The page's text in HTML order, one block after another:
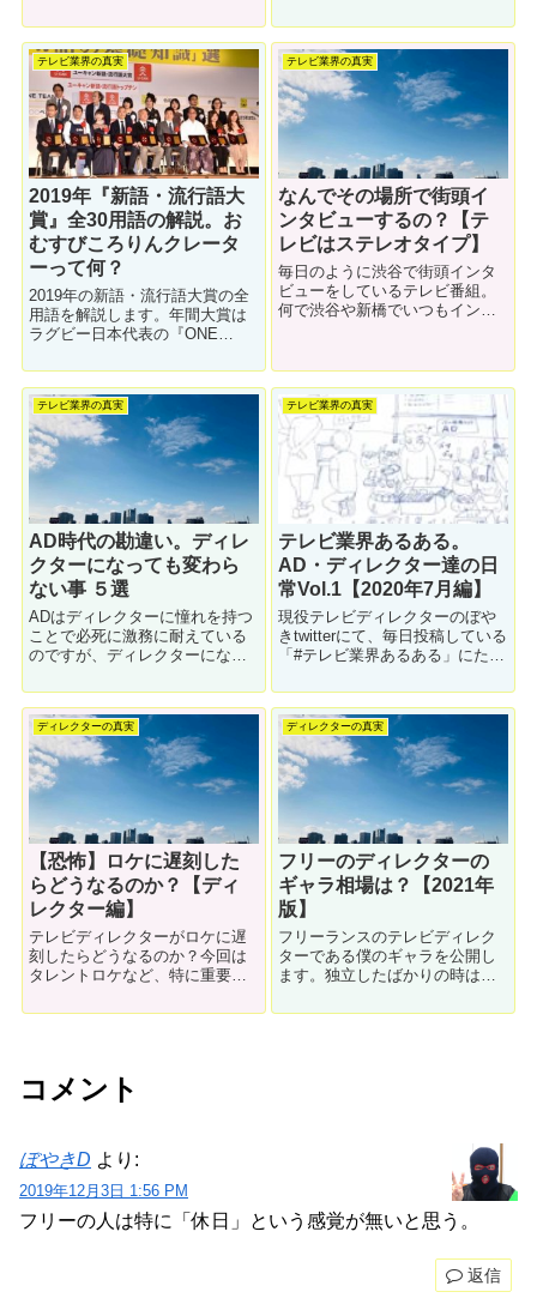
いにあるようですが、その内情
について解説します。NHKと民
放では全然違うのです。
テレビ業界の真実
2019年『新語・流行語大
賞』全30用語の解説。お
むすびころりんクレータ
ーって何？
2019年の新語・流行語大賞の全
用語を解説します。年間大賞は
ラグビー日本代表の『ONE
和」「軽減税率」など色々あり
ますが「おむすびころりんクレ
ーター」「肉肉しい」など流行
してない言葉もノミネートされ
ています。
テレビ業界の真実
なんでその場所で街頭イ
ンタビューするの？【テ
レビはステレオタイプ】
毎日のように渋谷で街頭インタ
ビューをしているテレビ番組。
何で渋谷や新橋でいつもインタ
「街頭インタビューの場所を選
定する時のポイント」について
解説します。
テレビ業界の真実
AD時代の勘違い。ディレ
クターになっても変わら
ない事 ５選
ADはディレクターに憧れを持つ
ことで必死に激務に耐えている
のですが、ディレクターになっ
い」ことに気づくことがありま
す。過度な期待を持つと危険！
主なものを５つご紹介します。
テレビ業界の真実
テレビ業界あるある。
AD・ディレクター達の日
常Vol.1【2020年7月編】
現役テレビディレクターのぼや
きtwitterにて、毎日投稿している
「#テレビ業界あるある」にたく
まとめました。ADやディレクタ
ー、プロデューサー、芸能界あ
るあるの第１弾です。
ディレクターの真実
【恐怖】ロケに遅刻した
らどうなるのか？【ディ
レクター編】
テレビディレクターがロケに遅
刻したらどうなるのか？今回は
タレントロケなど、特に重要な
す。僕の実体験です。
ディレクターの真実
フリーのディレクターの
ギャラ相場は？【2021年
版】
フリーランスのテレビディレク
ターである僕のギャラを公開し
ます。独立したばかりの時はフ
いと思うので、参考になればう
コメント
ぼやきD より:
2019年12月3日 1:56 PM
フリーの人は特に「休日」という感覚が無いと思う。
返信